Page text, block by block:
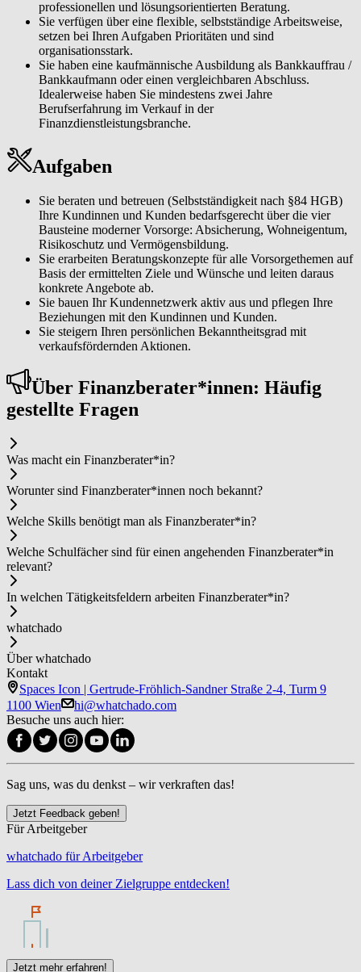
professionellen und lösungsorientierten Beratung.
Sie verfügen über eine flexible, selbstständige Arbeitsweise,
setzen bei Ihren Aufgaben Prioritäten und sind
organisationsstark.
Sie haben eine kaufmännische Ausbildung als Bankkauffrau /
Bankkaufmann oder einen vergleichbaren Abschluss.
Idealerweise haben Sie mindestens zwei Jahre
Berufserfahrung im Verkauf in der
Finanzdienstleistungsbranche.
Aufgaben
Sie beraten und betreuen (Selbstständigkeit nach §84 HGB)
Ihre Kundinnen und Kunden bedarfsgerecht über die vier
Bausteine moderner Vorsorge: Absicherung, Wohneigentum,
Risikoschutz und Vermögensbildung.
Sie erarbeiten Beratungskonzepte für alle Vorsorgethemen auf
Basis der ermittelten Ziele und Wünsche und leiten daraus
konkrete Angebote ab.
Sie bauen Ihr Kundennetzwerk aktiv aus und pflegen Ihre
Beziehungen mit den Kundinnen und Kunden.
Sie steigern Ihren persönlichen Bekanntheitsgrad mit
verkaufsfördernden Aktionen.
Über Fi­nanz­be­ra­ter*in­nen: Häufig
gestellte Fragen
Was macht ein Fi­nanz­be­ra­ter*in?
Worunter sind Fi­nanz­be­ra­ter*in­nen noch bekannt?
Welche Skills benötigt man als Fi­nanz­be­ra­ter*in?
Welche Schulfächer sind für einen angehenden Fi­nanz­be­ra­ter*in
relevant?
In welchen Tätigkeitsfeldern arbeiten Fi­nanz­be­ra­ter*in?
whatchado
Über whatchado
Kontakt
Spaces Icon | Gertrude-Fröhlich-Sandner Straße 2-4, Turm 9
1100 Wien
hi@whatchado.com
Besuche uns auch hier:
Sag uns, was du denkst – wir verkraften das!
Jetzt Feedback geben!
Für Arbeitgeber
whatchado für Arbeitgeber
Lass dich von deiner Zielgruppe entdecken!
Jetzt mehr erfahren!